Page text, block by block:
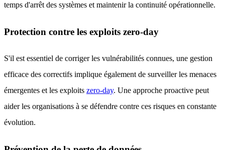
temps d'arrêt des systèmes et maintenir la continuité opérationnelle.
Protection contre les exploits zero-day
S'il est essentiel de corriger les vulnérabilités connues, une gestion
efficace des correctifs implique également de surveiller les menaces
émergentes et les exploits zero-day. Une approche proactive peut
aider les organisations à se défendre contre ces risques en constante
évolution.